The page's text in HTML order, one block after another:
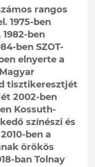
rangos
1975-ben
ben
ben SZOT-
elnyerte a
tisztikeresztjét
2002-ben
Kossuth-
színészi és
ben a
örökös
ban Tolnay